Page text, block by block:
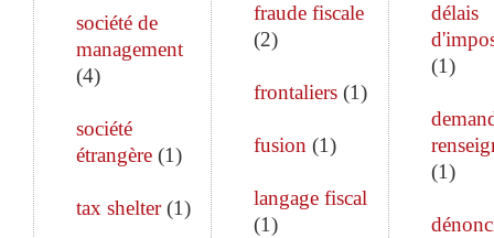
société de
management
(4)
société
étrangère (1)
tax shelter(1)
fraude fiscale
(2)
frontaliers(1)
fusion (1)
langage fiscal
(1)
délais
(1)
(1)